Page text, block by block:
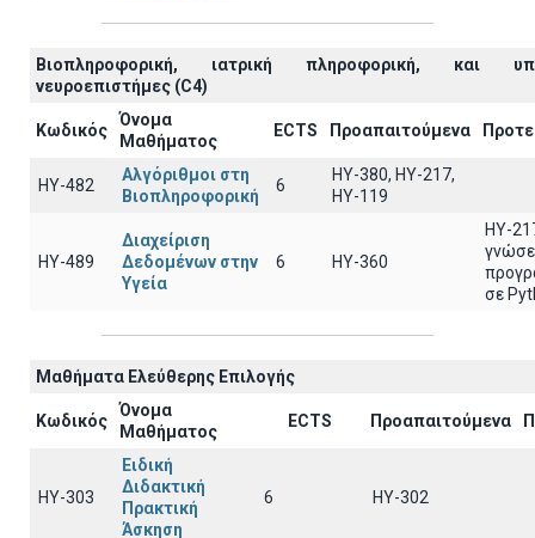
Βιοπληροφορική, ιατρική πληροφορική, και
νευροεπιστήμες (C4)
Κωδικός
Όνομα
Μαθήματος
ECTS Προαπαιτούμενα
ΗΥ-482
Αλγόριθμοι στη
Βιοπληροφορική
6
HY-380, HY-217,
HY-119
ΗΥ-489
Διαχείριση
Δεδομένων στην
Υγεία
6 ΗΥ-360
ΗΥ-
σε
Μαθήματα Ελεύθερης Επιλογής
Κωδικός
Όνομα
Μαθήματος
ECTS Προαπαιτούμενα
ΗΥ-303
Ειδική
Διδακτική
Πρακτική
Άσκηση
6 ΗΥ-302